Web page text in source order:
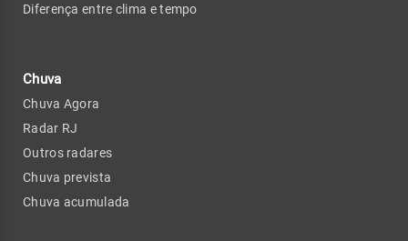
Diferença entre clima e tempo
Chuva
Chuva Agora
Radar RJ
Outros radares
Chuva prevista
Chuva acumulada